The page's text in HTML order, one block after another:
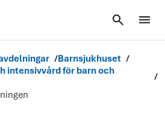
Barnsjukhuset
intensivvård för barn och